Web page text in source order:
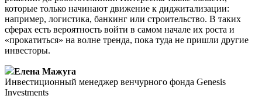
которые только начинают движение к диджитализации:
например, логистика, банкинг или строительство. В таких
сферах есть вероятность войти в самом начале их роста и
«прокатиться» на волне тренда, пока туда не пришли другие
инвесторы.
Елена Мажуга
Инвестиционный менеджер венчурного фонда Genesis
Investments